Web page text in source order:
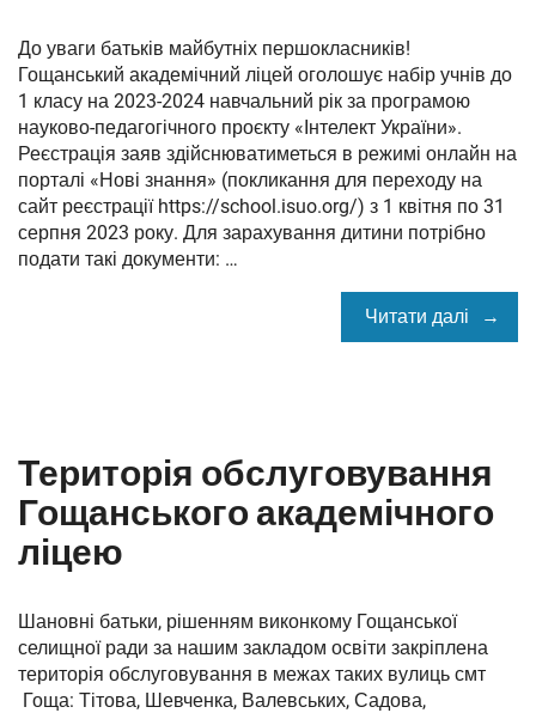
До уваги батьків майбутніх першокласників!
Гощанський академічний ліцей оголошує набір учнів до
1 класу на 2023-2024 навчальний рік за програмою
науково-педагогічного проєкту «Інтелект України».
Реєстрація заяв здійснюватиметься в режимі онлайн на
порталі «Нові знання» (покликання для переходу на
сайт реєстрації https://school.isuo.org/) з 1 квітня по 31
серпня 2023 року. Для зарахування дитини потрібно
подати такі документи: …
Читати далі
Територія обслуговування
Гощанського академічного
ліцею
Шановні батьки, рішенням виконкому Гощанської
селищної ради за нашим закладом освіти закріплена
територія обслуговування в межах таких вулиць смт
Гоща: Тітова, Шевченка, Валевських, Садова,